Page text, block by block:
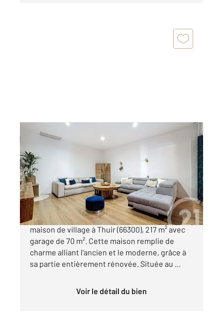
THUIR 66
Ref : 690
Maison à vendre
249 000 €
Nous vous proposons à la vente une grande
maison de village à Thuir (66300), 217 m² avec
garage de 70 m². Cette maison remplie de
charme alliant l'ancien et le moderne, grâce à
sa partie entièrement rénovée. Située au ...
Voir le détail du bien